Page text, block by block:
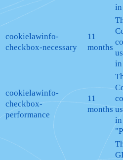
cookielawinfo-
checkbox-necessary
11
months
cookielawinfo-
checkbox-
performance
11
months